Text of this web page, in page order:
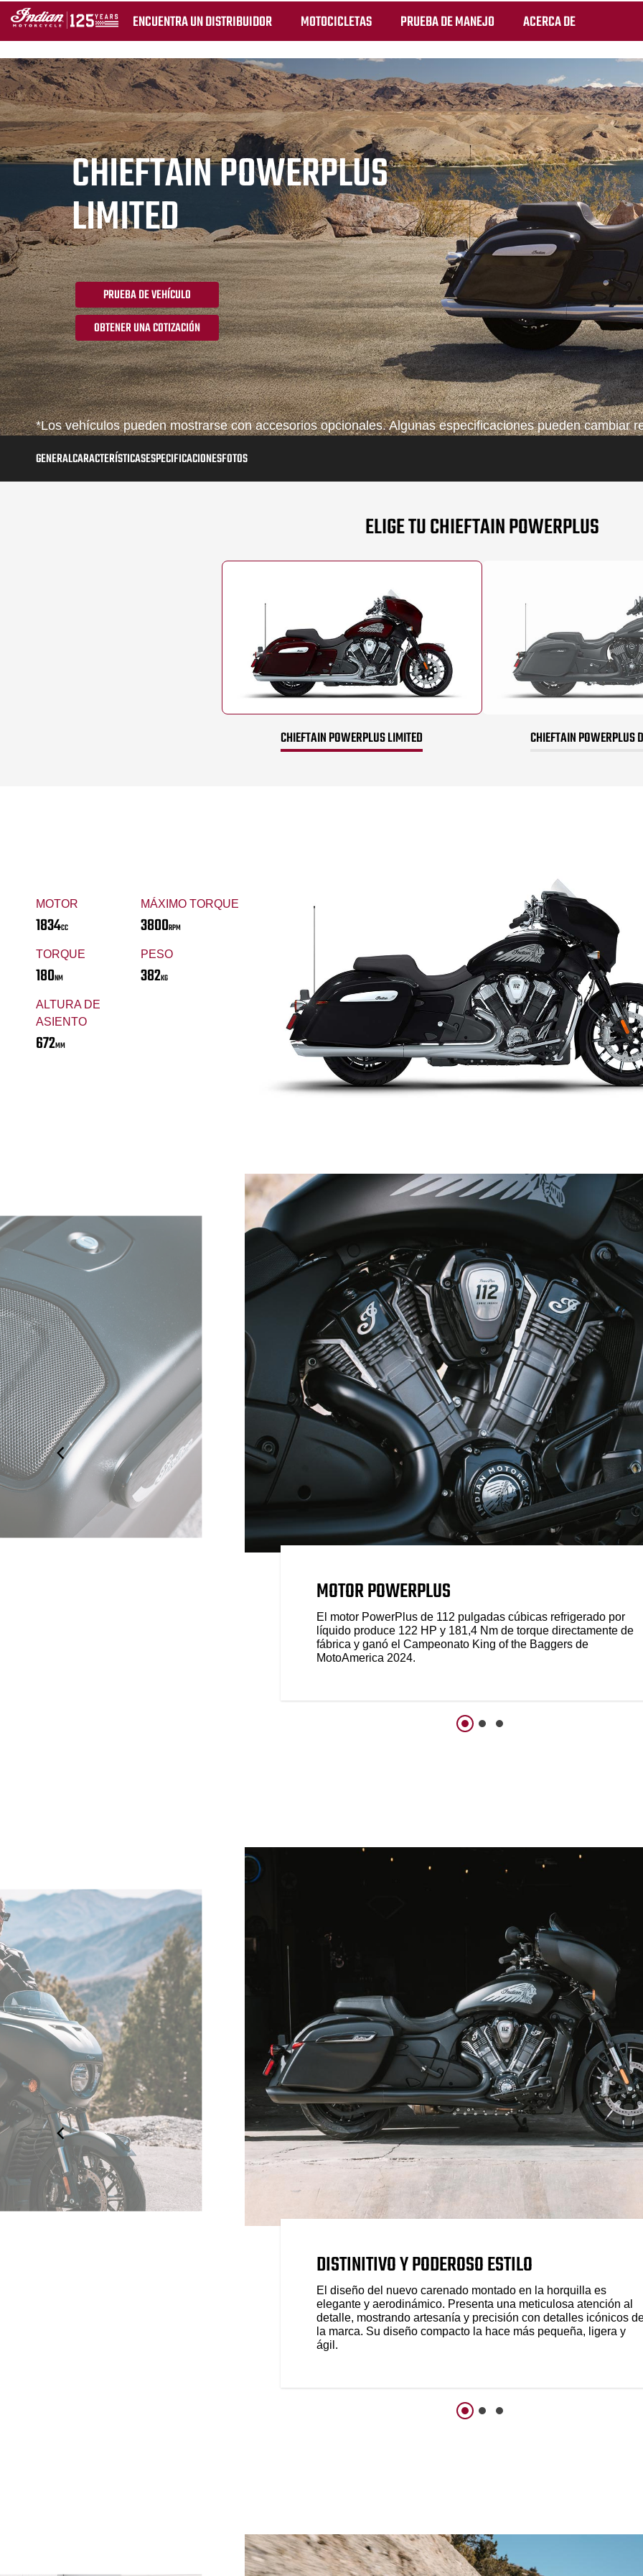
ENCUENTRA UN DISTRIBUIDOR MOTOCICLETAS PRUEBA DE MANEJO ACERCA DE
CHIEFTAIN POWERPLUS
LIMITED
PRUEBA DE VEHÍCULO
OBTENER UNA COTIZACIÓN
*Los vehículos pueden mostrarse con accesorios opcionales. Algunas especificaciones pueden cambiar
GENERALCARACTERÍSTICASESPECIFICACIONESFOTOS
ELIGE TU CHIEFTAIN POWERPLUS
CHIEFTAIN POWERPLUS LIMITED CHIEFTAIN POWERPLUS
MOTOR
1834CC
MÁXIMO TORQUE
3800RPM
TORQUE
180NM
PESO
382KG
ALTURA DE
ASIENTO
672MM
MOTOR POWERPLUS
El motor PowerPlus de 112 pulgadas cúbicas refrigerado por
líquido produce 122 HP y 181,4 Nm de torque directamente de
fábrica y ganó el Campeonato King of the Baggers de
MotoAmerica 2024.
DISTINITIVO Y PODEROSO ESTILO
El diseño del nuevo carenado montado en la horquilla es
elegante y aerodinámico. Presenta una meticulosa atención al
detalle, mostrando artesanía y precisión con detalles icónicos
la marca. Su diseño compacto la hace más pequeña, ligera y
ágil.